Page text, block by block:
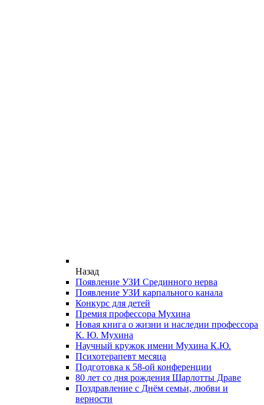
Назад
Появление УЗИ Срединного нерва
Появление УЗИ карпального канала
Конкурс для детей
Премия профессора Мухина
Новая книга о жизни и наследии профессора
К. Ю. Мухина
Научный кружок имени Мухина К.Ю.
Психотерапевт месяца
Подготовка к 58-ой конференции
80 лет со дня рождения Шарлотты Драве
Поздравление с Днём семьи, любви и
верности